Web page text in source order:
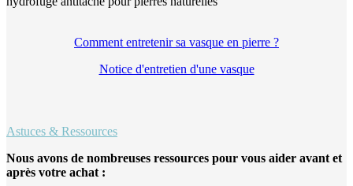
Comment entretenir sa vasque en pierre ?
Notice d'entretien d'une vasque
Astuces & Ressources
Nous avons de nombreuses ressources pour vous aider avant et
après votre achat :